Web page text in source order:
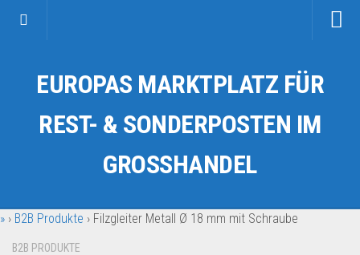
Kategorien
Auto & Motorrad
Fahrzeuge & Transport
Garten & Werkzeug
Geschäft, Büro & Schreibwaren
EUROPAS MARKTPLATZ FÜR
REST- & SONDERPOSTEN IM
GROSSHANDEL
» › B2B Produkte › Filzgleiter Metall Ø 18 mm mit Schraube
B2B PRODUKTE